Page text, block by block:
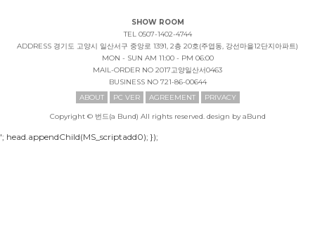
SHOW ROOM
TEL 0507-1402-4744
ADDRESS 경기도 고양시 일산서구 중앙로 1391, 2층 20호(주엽동, 강선마을12단지아파트)
MON - SUN AM 11:00 - PM 06:00
MAIL-ORDER NO 2017고양일산서0463
BUSINESS NO721-86-00644
ABOUT
PC VER AGREEMENT PRIVACY
Copyright © 번드(a Bund) All rights reserved. design by aBund
'; head.appendChild(MS_scriptadd0); });